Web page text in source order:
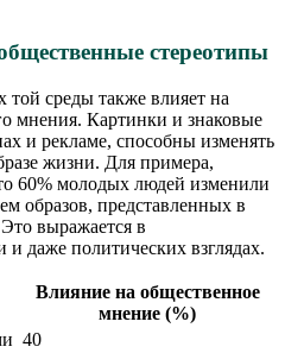
стереотипы
той среды также влияет на
мнения. Картинки и знаковые
и рекламе, способны изменять
жизни. Для примера,
60% молодых людей изменили
образов, представленных в
выражается в
даже политических взглядах.
Влияние на общественное
мнение (%)
40